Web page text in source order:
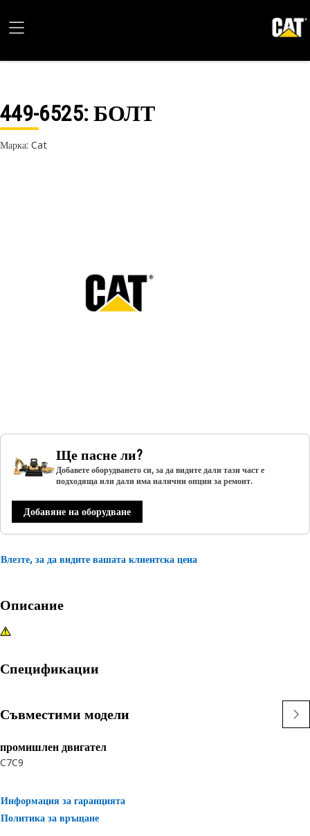
449-6525: БОЛТ
Марка: Cat
Ще пасне ли?
Добавете оборудването си, за да видите дали тази част е
подходяща или дали има налични опции за ремонт.
Добавяне на оборудване
Влезте, за да видите вашата клиентска цена
Описание
Спецификации
Съвместими модели
промишлен двигател
C7C9
Информация за гаранцията
Политика за връщане